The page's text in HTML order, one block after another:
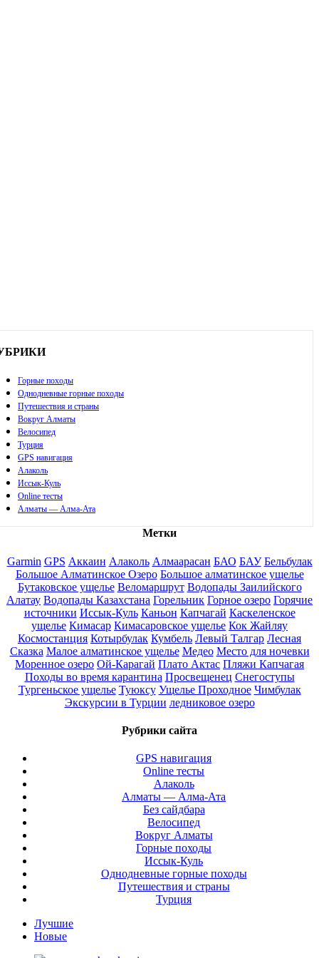
Горные походы
Однодневные горные походы
Путешествия и страны
Вокруг Алматы
Велосипед
Турция
GPS навигация
Алаколь
Иссык-Куль
Online тесты
Алматы — Алма-Ата
Метки
Garmin GPS Аккаин Алаколь Алмаарасан БАО БАУ Бельбулак
Большое Алматинское Озеро Большое алматинское ущелье
Бутаковское ущелье Веломаршрут Водопады Заилийского
Алатау Водопады Казахстана Горельник Горное озеро Горячие
источники Иссык-Куль Каньон Капчагай Каскеленское
ущелье Кимасар Кимасаровское ущелье Кок Жайляу
Космостанция Котырбулак Кумбель Левый Талгар Лесная
Сказка Малое алматинское ущелье Медео Место для ночевки
Моренное озеро Ой-Карагай Плато Актас Пляжи Капчагая
Походы во время карантина Просвещенец Снегоступы
Тургеньское ущелье Туюксу Ущелье Проходное Чимбулак
Экскурсии в Турции ледниковое озеро
Рубрики сайта
GPS навигация
Online тесты
Алаколь
Алматы — Алма-Ата
Без сайдбара
Велосипед
Вокруг Алматы
Горные походы
Иссык-Куль
Однодневные горные походы
Путешествия и страны
Турция
Лучшие
Новые